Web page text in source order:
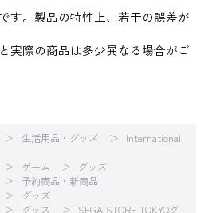
す。製品の特性上、若干の誤差が
実際の商品は多少異なる場合がご
生活用品・グッズ
International
ゲーム
グッズ
予約商品・新商品
グッズ
グッズ
SEGA STORE TOKYOグ